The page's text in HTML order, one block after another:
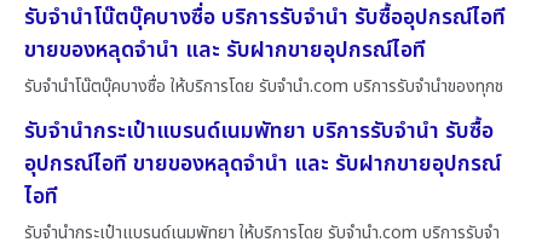
รับจำนำโน๊ตบุ๊คบางซื่อ บริการรับจำนำ รับซื้ออุปกรณ์ไอที
ขายของหลุดจำนำ และ รับฝากขายอุปกรณ์ไอที
รับจำนำโน๊ตบุ๊คบางซื่อ ให้บริการโดย รับจํานํา.com บริการรับจำนำของทุกช
รับจำนำกระเป๋าแบรนด์เนมพัทยา บริการรับจำนำ รับซื้อ
อุปกรณ์ไอที ขายของหลุดจำนำ และ รับฝากขายอุปกรณ์
ไอที
รับจำนำกระเป๋าแบรนด์เนมพัทยา ให้บริการโดย รับจํานํา.com บริการรับจำ